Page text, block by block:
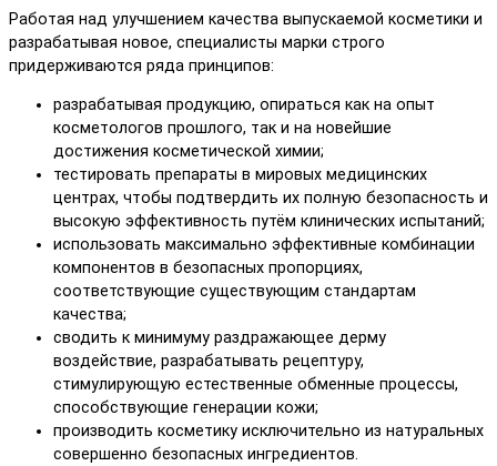
Работая над улучшением качества выпускаемой косметики и
разрабатывая новое, специалисты марки строго
придерживаются ряда принципов:
разрабатывая продукцию, опираться как на опыт
косметологов прошлого, так и на новейшие
достижения косметической химии;
тестировать препараты в мировых медицинских
центрах, чтобы подтвердить их полную безопасность и
высокую эффективность путём клинических испытаний;
использовать максимально эффективные комбинации
компонентов в безопасных пропорциях,
соответствующие существующим стандартам
качества;
сводить к минимуму раздражающее дерму
воздействие, разрабатывать рецептуру,
стимулирующую естественные обменные процессы,
способствующие генерации кожи;
производить косметику исключительно из натуральных
совершенно безопасных ингредиентов.